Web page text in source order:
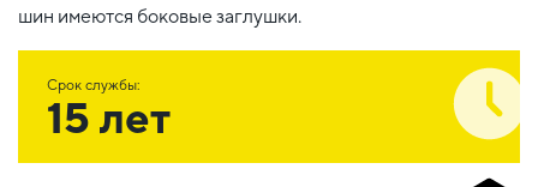
шин имеются боковые заглушки.
Срок службы:
15 лет